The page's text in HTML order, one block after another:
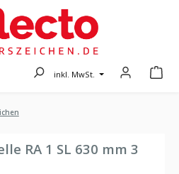
inkl. MwSt.
RA 1 SL 630 mm 3